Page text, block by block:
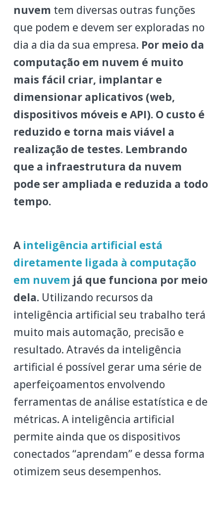
nuvem tem diversas outras funções
que podem e devem ser exploradas no
dia a dia da sua empresa. Por meio da
computação em nuvem é muito
mais fácil criar, implantar e
dimensionar aplicativos (web,
dispositivos móveis e API). O custo é
reduzido e torna mais viável a
realização de testes. Lembrando
que a infraestrutura da nuvem
pode ser ampliada e reduzida a todo
tempo.
A inteligência artificial está
diretamente ligada à computação
em nuvem já que funciona por meio
dela.Utilizando recursos da
inteligência artificial seu trabalho terá
muito mais automação, precisão e
resultado. Através da inteligência
artificial é possível gerar uma série de
aperfeiçoamentos envolvendo
ferramentas de análise estatística e de
métricas.A inteligência artificial
permite ainda que os dispositivos
conectados “aprendam” e dessa forma
otimizem seus desempenhos.